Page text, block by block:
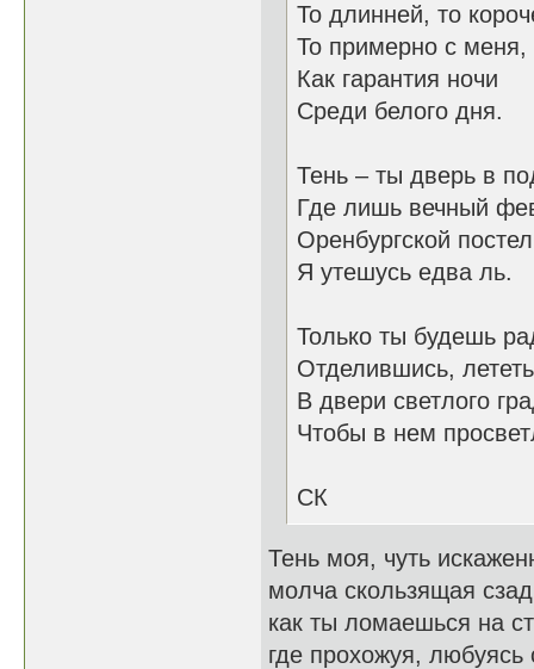
То длинней, то
То примерно с меня,
Как гарантия ночи
Среди белого дня.
Тень – ты дверь в
Где лишь вечный
Оренбургской
Я утешусь едва ль.
Только ты будешь
Отделившись, лететь
В двери светлого
Чтобы в нем
СК
Тень моя, чуть
молча скользящая
как ты ломаешься на
где прохожуя, любуясь